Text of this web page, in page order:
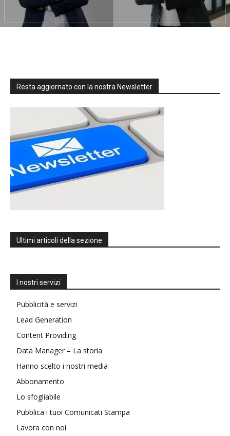
Resta aggiornato con la nostra Newsletter
Ultimi articoli della sezione
I nostri servizi
Pubblicità e servizi
Lead Generation
Content Providing
Data Manager – La storia
Hanno scelto i nostri media
Abbonamento
Lo sfogliabile
Pubblica i tuoi Comunicati Stampa
Lavora con noi